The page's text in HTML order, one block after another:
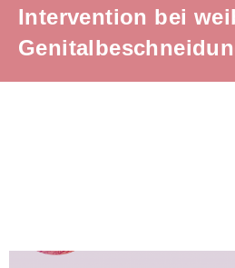
Intervention bei